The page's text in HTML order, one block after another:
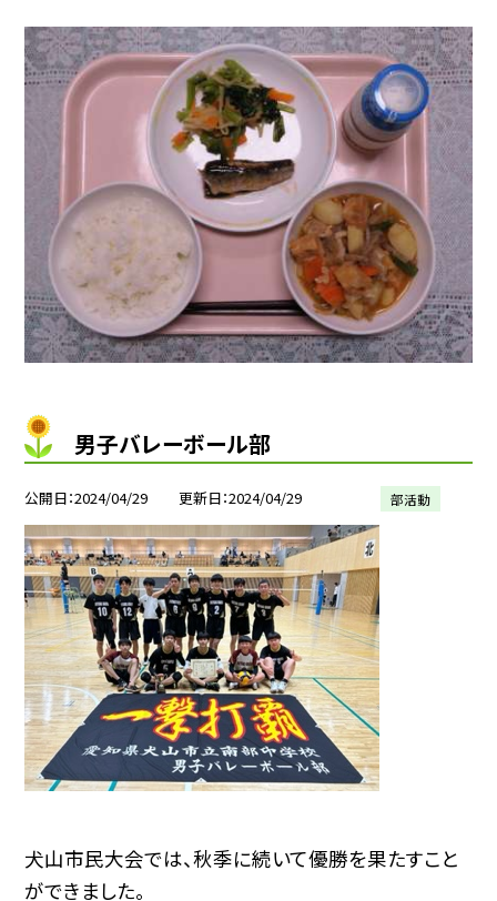
男子バレーボール部
公開日 2024/04/29 更新日 2024/04/29 部活動
犬山市民大会では、秋季に続いて優勝を果たすこと
ができました。